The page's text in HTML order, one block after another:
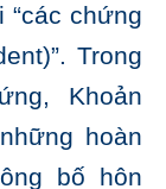
chứng
Trong
Khoản
hoàn
bố hôn